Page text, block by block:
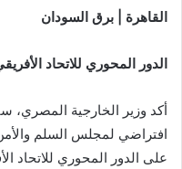
القاهرة | برق السودان
الدور المحوري للاتحاد
أكد وزير الخارجية
افتراضي لمجلس السلم
على الدور المحوري للاتحاد